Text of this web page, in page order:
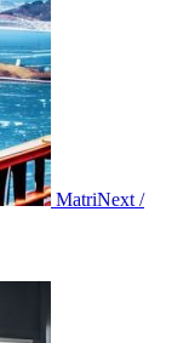
MatriNext /